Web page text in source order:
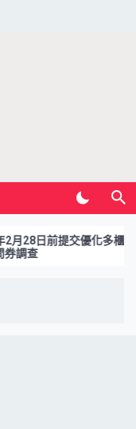
化多櫃台合資格證